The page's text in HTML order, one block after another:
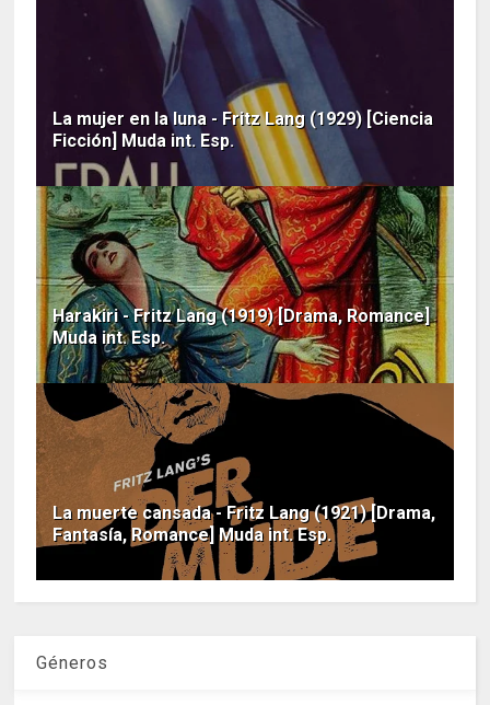
La mujer en la luna - Fritz Lang (1929) [Ciencia
Ficción] Muda int. Esp.
Harakiri - Fritz Lang (1919) [Drama, Romance]
Muda int. Esp.
La muerte cansada - Fritz Lang (1921) [Drama,
Fantasía, Romance] Muda int. Esp.
Géneros